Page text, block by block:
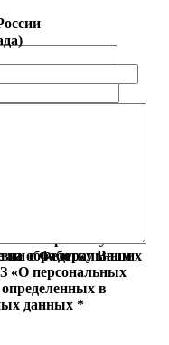
на обработку Ваших
на обработку моих
с Федеральным
«О персональных
в
данных *